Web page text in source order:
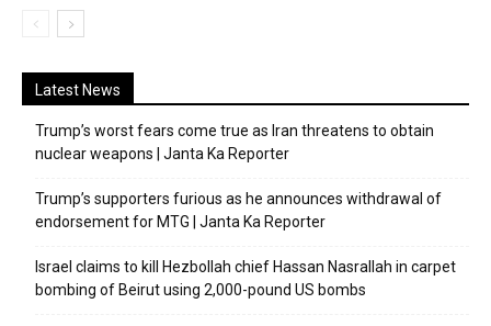
Latest News
Trump’s worst fears come true as Iran threatens to obtain
nuclear weapons | Janta Ka Reporter
Trump’s supporters furious as he announces withdrawal of
endorsement for MTG | Janta Ka Reporter
Israel claims to kill Hezbollah chief Hassan Nasrallah in carpet
bombing of Beirut using 2,000-pound US bombs